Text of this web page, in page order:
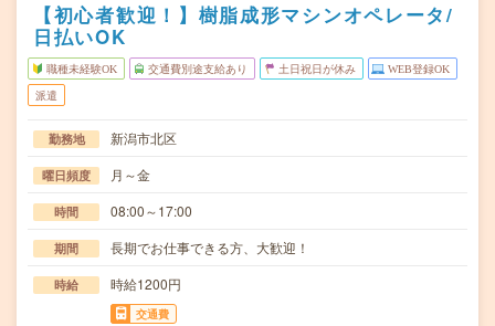
【初心者歓迎！】樹脂成形マシンオペレータ/
日払いOK
職種未経験OK 交通費別途支給あり 土日祝日が休み WEB登録OK
派遣
勤務地 新潟市北区
曜日頻度 月～金
時間 08:00～17:00
期間 長期でお仕事できる方、大歓迎！
時給 時給1200円
交通費